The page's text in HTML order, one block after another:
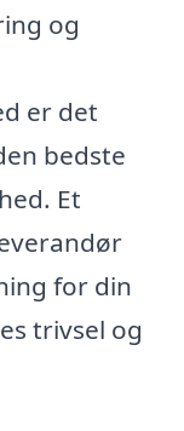
og
er det
bedste
Et
for din
trivsel og